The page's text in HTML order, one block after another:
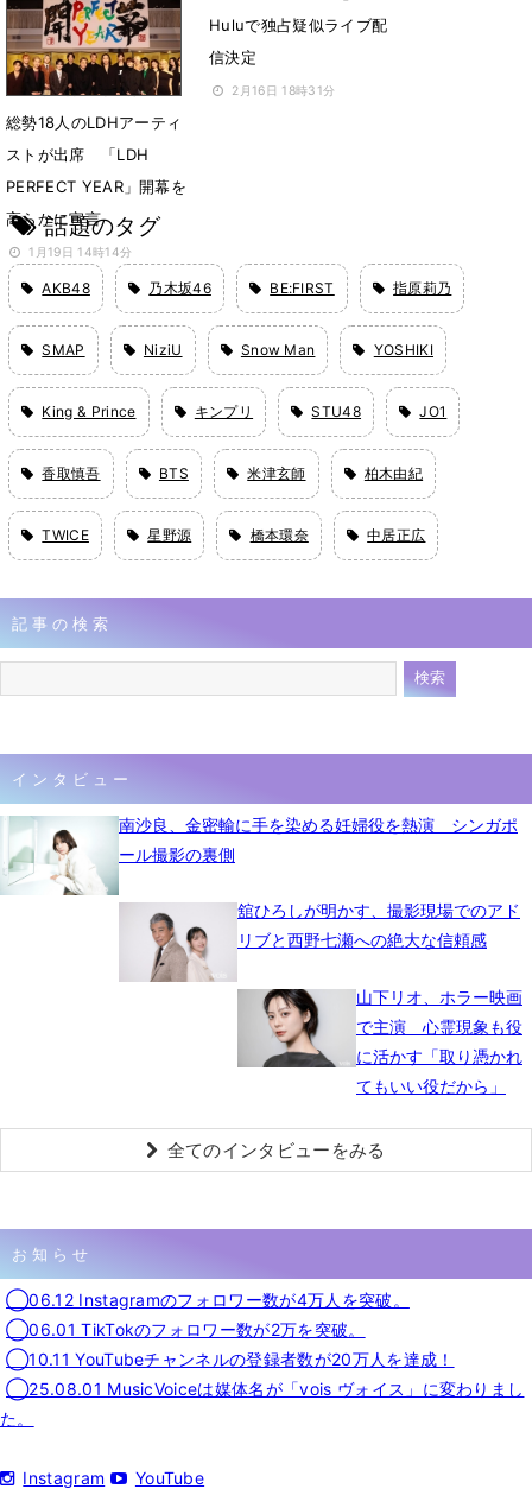
生にダンスを通じてメッ
セージを届ける
2月24日 07時00分
Huluで独占疑似ライブ配
信決定
2月16日 18時31分
総勢18人のLDHアーティ
ストが出席 「LDH
PERFECT YEAR」開幕を
高らかに宣言
1月19日 14時14分
話題のタグ
AKB48 乃木坂46 BE:FIRST 指原莉乃
SMAP NiziU Snow Man YOSHIKI
King & Prince キンプリ STU48 JO1
香取慎吾 BTS 米津玄師 柏木由紀
TWICE 星野源 橋本環奈 中居正広
記事の検索
インタビュー
南沙良、金密輸に手を染める妊婦役を熱演 シンガポ
ール撮影の裏側
舘ひろしが明かす、撮影現場でのアド
リブと西野七瀬への絶大な信頼感
山下リオ、ホラー映画
で主演 心霊現象も役
に活かす「取り憑かれ
てもいい役だから」
全てのインタビューをみる
お知らせ
◯06.12 Instagramのフォロワー数が4万人を突破。
◯06.01 TikTokのフォロワー数が2万を突破。
◯10.11 YouTubeチャンネルの登録者数が20万人を達成！
◯25.08.01 MusicVoiceは媒体名が「vois ヴォイス」に変わりまし
た。
Instagram YouTube